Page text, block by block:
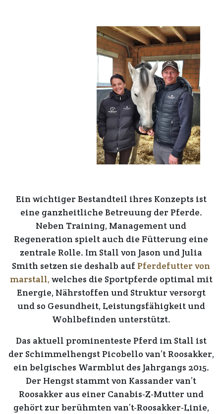
Ein wichtiger Bestandteil ihres Konzepts ist
eine ganzheitliche Betreuung der Pferde.
Neben Training, Management und
Regeneration spielt auch die Fütterung eine
zentrale Rolle. Im Stall von Jason und Julia
Smith setzen sie deshalb auf Pferdefutter von
marstall, welches die Sportpferde optimal mit
Energie, Nährstoffen und Struktur versorgt
und so Gesundheit, Leistungsfähigkeit und
Wohlbefinden unterstützt.
Das aktuell prominenteste Pferd im Stall ist
der SchimmelhengstPicobello van’t Roosakker,
ein belgisches Warmblut des Jahrgangs 2015.
Der Hengst stammt von Kassander van’t
Roosakker aus einer Canabis-Z-Mutter und
gehört zur berühmten van’t-Roosakker-Linie,